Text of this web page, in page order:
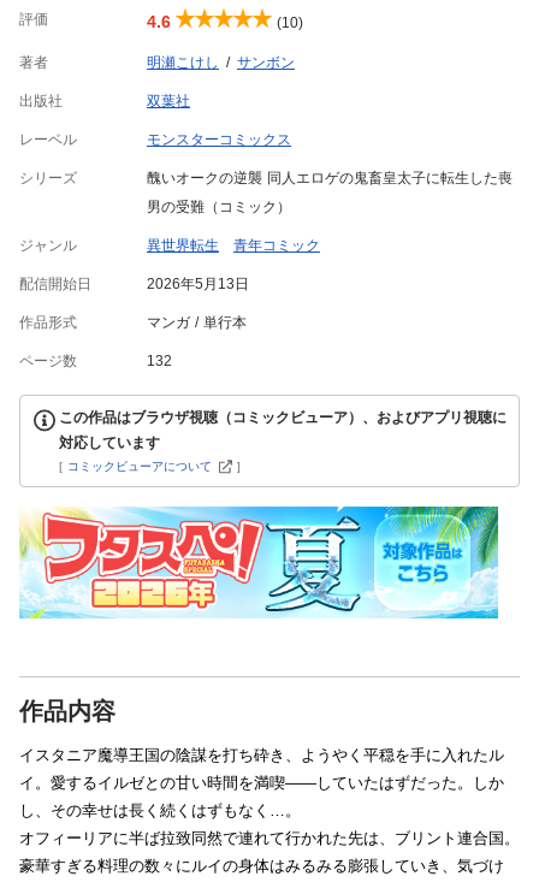
評価 4.6 (10)
著者 明瀬こけし サンボン
出版社 双葉社
レーベル モンスターコミックス
シリーズ
醜いオークの逆襲 同人エロゲの鬼畜皇太子に転生した喪
男の受難（コミック）
ジャンル 異世界転生 青年コミック
配信開始日 2026年5月13日
作品形式 マンガ 単行本
ページ数 132
この作品はブラウザ視聴（コミックビューア）、およびアプリ視聴に
対応しています
[ コミックビューアについて ]
作品内容
イスタニア魔導王国の陰謀を打ち砕き、ようやく平穏を手に入れたル
イ。愛するイルゼとの甘い時間を満喫――していたはずだった。しか
し、その幸せは長く続くはずもなく…。
オフィーリアに半ば拉致同然で連れて行かれた先は、ブリント連合国。
豪華すぎる料理の数々にルイの身体はみるみる膨張していき、気づけ